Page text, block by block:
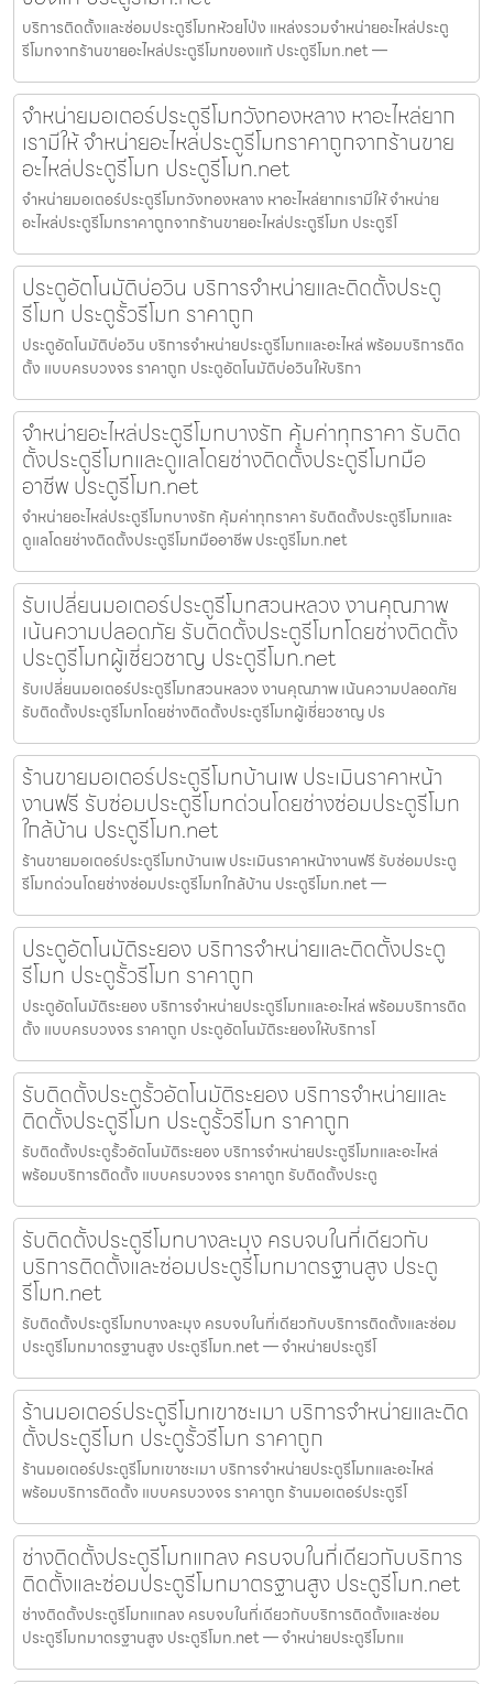
บริการติดตั้งและซ่อมประตูรีโมทห้วยโป่ง แหล่งรวมจำหน่ายอะไหล่ประตู
รีโมทจากร้านขายอะไหล่ประตูรีโมทของแท้ ประตูรีโมท.net —
จำหน่ายมอเตอร์ประตูรีโมทวังทองหลาง หาอะไหล่ยาก
เรามีให้ จำหน่ายอะไหล่ประตูรีโมทราคาถูกจากร้านขาย
อะไหล่ประตูรีโมท ประตูรีโมท.net
จำหน่ายมอเตอร์ประตูรีโมทวังทองหลาง หาอะไหล่ยากเรามีให้ จำหน่าย
อะไหล่ประตูรีโมทราคาถูกจากร้านขายอะไหล่ประตูรีโมท ประตูรีโ
ประตูอัตโนมัติบ่อวิน บริการจำหน่ายและติดตั้งประตู
รีโมท ประตูรั้วรีโมท ราคาถูก
ประตูอัตโนมัติบ่อวิน บริการจำหน่ายประตูรีโมทและอะไหล่ พร้อมบริการติด
ตั้ง แบบครบวงจร ราคาถูก ประตูอัตโนมัติบ่อวินให้บริกา
จำหน่ายอะไหล่ประตูรีโมทบางรัก คุ้มค่าทุกราคา รับติด
ตั้งประตูรีโมทและดูแลโดยช่างติดตั้งประตูรีโมทมือ
อาชีพ ประตูรีโมท.net
จำหน่ายอะไหล่ประตูรีโมทบางรัก คุ้มค่าทุกราคา รับติดตั้งประตูรีโมทและ
ดูแลโดยช่างติดตั้งประตูรีโมทมืออาชีพ ประตูรีโมท.net
รับเปลี่ยนมอเตอร์ประตูรีโมทสวนหลวง งานคุณภาพ
เน้นความปลอดภัย รับติดตั้งประตูรีโมทโดยช่างติดตั้ง
ประตูรีโมทผู้เชี่ยวชาญ ประตูรีโมท.net
รับเปลี่ยนมอเตอร์ประตูรีโมทสวนหลวง งานคุณภาพ เน้นความปลอดภัย
รับติดตั้งประตูรีโมทโดยช่างติดตั้งประตูรีโมทผู้เชี่ยวชาญ ปร
ร้านขายมอเตอร์ประตูรีโมทบ้านเพ ประเมินราคาหน้า
งานฟรี รับซ่อมประตูรีโมทด่วนโดยช่างซ่อมประตูรีโมท
ใกล้บ้าน ประตูรีโมท.net
ร้านขายมอเตอร์ประตูรีโมทบ้านเพ ประเมินราคาหน้างานฟรี รับซ่อมประตู
รีโมทด่วนโดยช่างซ่อมประตูรีโมทใกล้บ้าน ประตูรีโมท.net —
ประตูอัตโนมัติระยอง บริการจำหน่ายและติดตั้งประตู
รีโมท ประตูรั้วรีโมท ราคาถูก
ประตูอัตโนมัติระยอง บริการจำหน่ายประตูรีโมทและอะไหล่ พร้อมบริการติด
ตั้ง แบบครบวงจร ราคาถูก ประตูอัตโนมัติระยองให้บริการโ
รับติดตั้งประตูรั้วอัตโนมัติระยอง บริการจำหน่ายและ
ติดตั้งประตูรีโมท ประตูรั้วรีโมท ราคาถูก
รับติดตั้งประตูรั้วอัตโนมัติระยอง บริการจำหน่ายประตูรีโมทและอะไหล่
พร้อมบริการติดตั้ง แบบครบวงจร ราคาถูก รับติดตั้งประตู
รับติดตั้งประตูรีโมทบางละมุง ครบจบในที่เดียวกับ
บริการติดตั้งและซ่อมประตูรีโมทมาตรฐานสูง ประตู
รีโมท.net
รับติดตั้งประตูรีโมทบางละมุง ครบจบในที่เดียวกับบริการติดตั้งและซ่อม
ประตูรีโมทมาตรฐานสูง ประตูรีโมท.net — จำหน่ายประตูรีโ
ร้านมอเตอร์ประตูรีโมทเขาชะเมา บริการจำหน่ายและติด
ตั้งประตูรีโมท ประตูรั้วรีโมท ราคาถูก
ร้านมอเตอร์ประตูรีโมทเขาชะเมา บริการจำหน่ายประตูรีโมทและอะไหล่
พร้อมบริการติดตั้ง แบบครบวงจร ราคาถูก ร้านมอเตอร์ประตูรีโ
ช่างติดตั้งประตูรีโมทแกลง ครบจบในที่เดียวกับบริการ
ติดตั้งและซ่อมประตูรีโมทมาตรฐานสูง ประตูรีโมท.net
ช่างติดตั้งประตูรีโมทแกลง ครบจบในที่เดียวกับบริการติดตั้งและซ่อม
ประตูรีโมทมาตรฐานสูง ประตูรีโมท.net — จำหน่ายประตูรีโมทแ